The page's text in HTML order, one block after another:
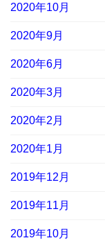
2020年10月
2020年9月
2020年6月
2020年3月
2020年2月
2020年1月
2019年12月
2019年11月
2019年10月